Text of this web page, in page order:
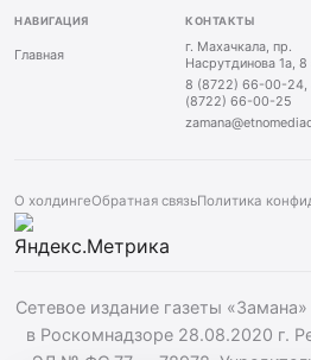
НАВИГАЦИЯ
Главная
КОНТАКТЫ
г. Махачкала, пр.
Насрутдинова 1а,
8 (8722) 66-00-24,
(8722) 66-00-25
О холдингеОбратная связьПолитика
Сетевое издание газеты
в Роскомнадзоре 28.08.2020 г.